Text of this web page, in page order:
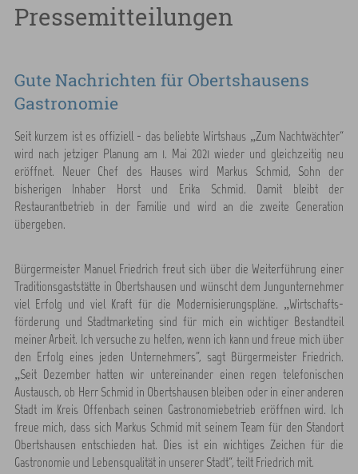
Pressemitteilungen
Gute Nachrichten für Obertshausens
Gastronomie
Seit kurzem ist es offiziell - das beliebte Wirtshaus „Zum Nachtwächter“
wird nach jetziger Planung am 1. Mai 2021 wieder und gleichzeitig neu
eröffnet. Neuer Chef des Hauses wird Markus Schmid, Sohn der
bisherigen Inhaber Horst und Erika Schmid. Damit bleibt der
Restaurantbetrieb in der Familie und wird an die zweite Generation
übergeben.
Bürgermeister Manuel Friedrich freut sich über die Weiterführung einer
Traditionsgaststätte in Obertshausen und wünscht dem Jungunternehmer
viel Erfolg und viel Kraft für die Modernisierungspläne. „Wirtschafts-
förderung und Stadtmarketing sind für mich ein wichtiger Bestandteil
meiner Arbeit. Ich versuche zu helfen, wenn ich kann und freue mich über
den Erfolg eines jeden Unternehmers”, sagt Bürgermeister Friedrich.
„Seit Dezember hatten wir untereinander einen regen telefonischen
Austausch, ob Herr Schmid in Obertshausen bleiben oder in einer anderen
Stadt im Kreis Offenbach seinen Gastronomiebetrieb eröffnen wird. Ich
freue mich, dass sich Markus Schmid mit seinem Team für den Standort
Obertshausen entschieden hat. Dies ist ein wichtiges Zeichen für die
Gastronomie und Lebensqualität in unserer Stadt“, teilt Friedrich mit.